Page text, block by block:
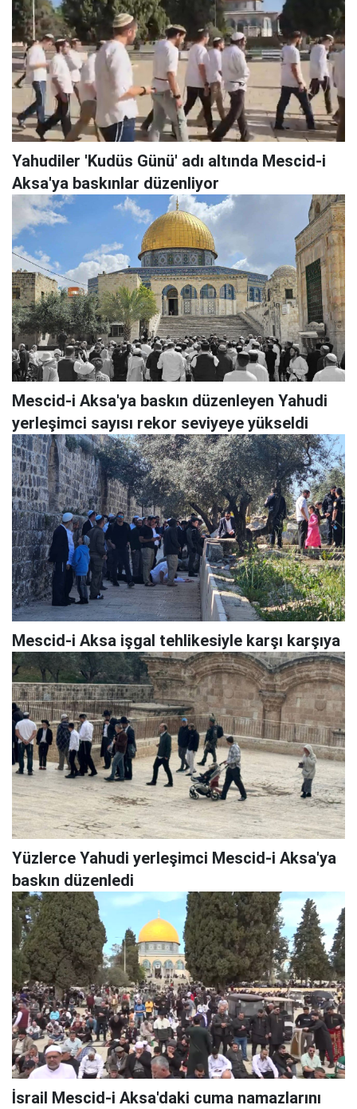
Yahudiler 'Kudüs Günü' adı altında Mescid-i
Aksa'ya baskınlar düzenliyor
Mescid-i Aksa'ya baskın düzenleyen Yahudi
yerleşimci sayısı rekor seviyeye yükseldi
Mescid-i Aksa işgal tehlikesiyle karşı karşıya
Yüzlerce Yahudi yerleşimci Mescid-i Aksa'ya
baskın düzenledi
İsrail Mescid-i Aksa'daki cuma namazlarını